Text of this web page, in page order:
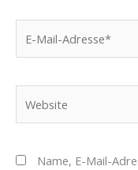
Mail-
Name, E-Mail-